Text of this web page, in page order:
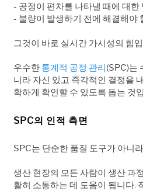
- 공정이 편차를 나타낼 때에 대한
- 불량이 발생하기 전에 해결해야
그것이 바로 실시간 가시성의 힘
우수한 통계적 공정 관리(SPC)는
니라 자신 있고 즉각적인 결정을
확하게 확인할 수 있도록 돕는 것
SPC의 인적 측면
SPC는 단순한 품질 도구가 아니
생산 현장의 모든 사람이 생산 과
활히 소통하는 데 도움이 됩니다.